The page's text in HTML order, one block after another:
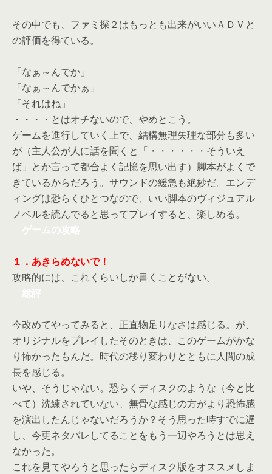
その中でも、ファミ探２はもっとも出来がいいＡＤＶと
の評価を得ている。
「なぁ～んでか」
「なぁ～んでかぁ」
「それはね」
・・・・とはオチないので、やめとこう。
ゲームを進行していく上で、結構無理矢理な部分も多い
が（主人公が人に話を聞くと「・・・・・・そういえ
ば」とか言って都合よく記憶を思い出す）脚本がよくで
きているからだろう。サウンドの緩急も絶妙だ。エンデ
ィングは恐らくひとつなので、いい脚本のヴィジュアル
ノベルを読んでると思ってプレイすると、楽しめる。
ゲームの攻略
１．あきらめないで！
攻略的には、これくらいしか書くことがない。
総評
今改めてやってみると、正直物足りなさは感じる。が、
オリジナルをプレイしたそのときは、このゲームがかな
り怖かったもんだ。時代の移り変わりとともに人間の成
長を感じる。
いや、そうじゃない。恐らくディスクのような（今と比
べて）洗練されていない、無骨な感じの方がより恐怖感
を演出したんじゃないだろうか？そう思った時すでに遅
し、今更ネタバレしてることをもう一辺やろうとは思え
なかった。
これを見てやろうと思ったらディスク版をオススメしま